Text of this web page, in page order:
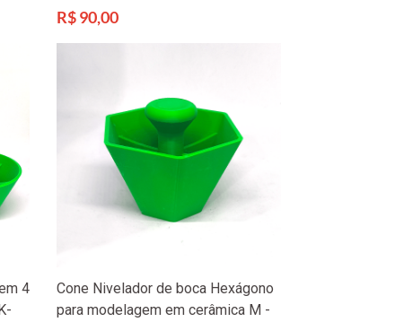
Preço
R$ 90,00
4
Cone Nivelador de boca Hexágono
para modelagem em cerâmica M -